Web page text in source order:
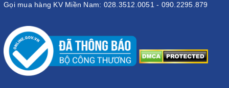
Gọi mua hàng KV Miền Nam: 028.3512.0051 - 090.2295.879